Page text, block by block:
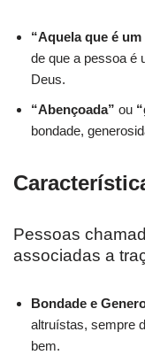
“Aquela que é
de que a pessoa é
Deus.
“Abençoada” ou
bondade,
Pessoas
associadas a
Bondade e
altruístas, sempre
bem.